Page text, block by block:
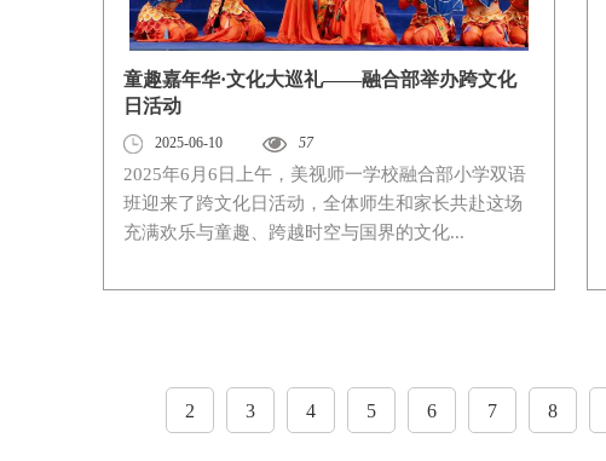
童趣嘉年华·文化大巡礼——融合部举办跨文化
日活动
2025-06-10 57
2025年6月6日上午，美视师一学校融合部小学双语
班迎来了跨文化日活动，全体师生和家长共赴这场
充满欢乐与童趣、跨越时空与国界的文化...
2 3 4 5 6 7 8